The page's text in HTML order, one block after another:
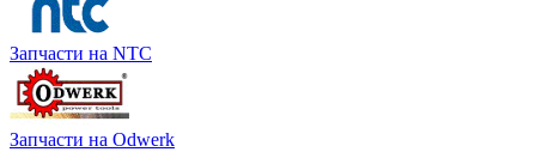
Запчасти на NTC
Запчасти на Odwerk